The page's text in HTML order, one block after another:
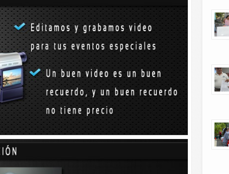
quien dijo que era falso que no hubiera clase. Aguayo dijo que
al plantel de Tizimín.
situación; incluso los alumnos están en clases normales -
grupo de alumnos se le retiró y hoy martes las clases “estarán
maestros tienen la indicación, “desde arriba”, de seguir con
no causar mala impresión.- W.U.CH.